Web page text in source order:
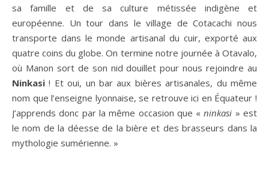
sa famille et de sa culture métissée indigène et
européenne. Un tour dans le village de Cotacachi nous
transporte dans le monde artisanal du cuir, exporté aux
quatre coins du globe. On termine notre journée à Otavalo,
où Manon sort de son nid douillet pour nous rejoindre au
Ninkasi ! Et oui, un bar aux bières artisanales, du même
nom que l’enseigne lyonnaise, se retrouve ici en Équateur !
J’apprends donc par la même occasion que «ninkasi » est
le nom de la déesse de la bière et des brasseurs dans la
mythologie sumérienne. »